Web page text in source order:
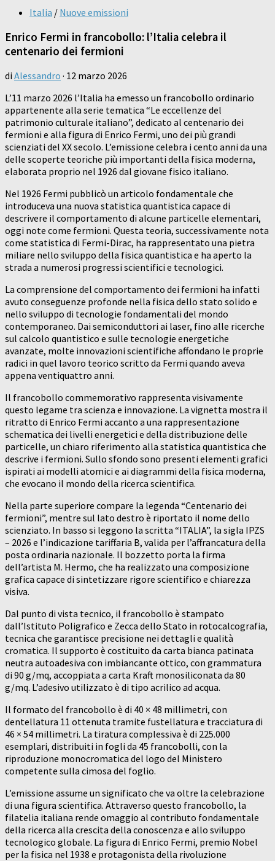
Italia / Nuove emissioni
Enrico Fermi in francobollo: l’Italia celebra il
centenario dei fermioni
di Alessandro · 12 marzo 2026
L’11 marzo 2026 l’Italia ha emesso un francobollo ordinario
appartenente alla serie tematica “Le eccellenze del
patrimonio culturale italiano”, dedicato al centenario dei
fermioni e alla figura di Enrico Fermi, uno dei più grandi
scienziati del XX secolo. L’emissione celebra i cento anni da una
delle scoperte teoriche più importanti della fisica moderna,
elaborata proprio nel 1926 dal giovane fisico italiano.
Nel 1926 Fermi pubblicò un articolo fondamentale che
introduceva una nuova statistica quantistica capace di
descrivere il comportamento di alcune particelle elementari,
oggi note come fermioni. Questa teoria, successivamente nota
come statistica di Fermi-Dirac, ha rappresentato una pietra
miliare nello sviluppo della fisica quantistica e ha aperto la
strada a numerosi progressi scientifici e tecnologici.
La comprensione del comportamento dei fermioni ha infatti
avuto conseguenze profonde nella fisica dello stato solido e
nello sviluppo di tecnologie fondamentali del mondo
contemporaneo. Dai semiconduttori ai laser, fino alle ricerche
sul calcolo quantistico e sulle tecnologie energetiche
avanzate, molte innovazioni scientifiche affondano le proprie
radici in quel lavoro teorico scritto da Fermi quando aveva
appena ventiquattro anni.
Il francobollo commemorativo rappresenta visivamente
questo legame tra scienza e innovazione. La vignetta mostra il
ritratto di Enrico Fermi accanto a una rappresentazione
schematica dei livelli energetici e della distribuzione delle
particelle, un chiaro riferimento alla statistica quantistica che
descrive i fermioni. Sullo sfondo sono presenti elementi grafici
ispirati ai modelli atomici e ai diagrammi della fisica moderna,
che evocano il mondo della ricerca scientifica.
Nella parte superiore compare la legenda “Centenario dei
fermioni”, mentre sul lato destro è riportato il nome dello
scienziato. In basso si leggono la scritta “ITALIA”, la sigla IPZS
– 2026 e l’indicazione tariffaria B, valida per l’affrancatura della
posta ordinaria nazionale. Il bozzetto porta la firma
dell’artista M. Hermo, che ha realizzato una composizione
grafica capace di sintetizzare rigore scientifico e chiarezza
visiva.
Dal punto di vista tecnico, il francobollo è stampato
dall’Istituto Poligrafico e Zecca dello Stato in rotocalcografia,
tecnica che garantisce precisione nei dettagli e qualità
cromatica. Il supporto è costituito da carta bianca patinata
neutra autoadesiva con imbiancante ottico, con grammatura
di 90 g/mq, accoppiata a carta Kraft monosiliconata da 80
g/mq. L’adesivo utilizzato è di tipo acrilico ad acqua.
Il formato del francobollo è di 40 × 48 millimetri, con
dentellatura 11 ottenuta tramite fustellatura e tracciatura di
46 × 54 millimetri. La tiratura complessiva è di 225.000
esemplari, distribuiti in fogli da 45 francobolli, con la
riproduzione monocromatica del logo del Ministero
competente sulla cimosa del foglio.
L’emissione assume un significato che va oltre la celebrazione
di una figura scientifica. Attraverso questo francobollo, la
filatelia italiana rende omaggio al contributo fondamentale
della ricerca alla crescita della conoscenza e allo sviluppo
tecnologico globale. La figura di Enrico Fermi, premio Nobel
per la fisica nel 1938 e protagonista della rivoluzione